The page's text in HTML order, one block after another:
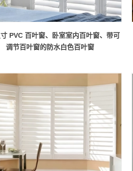
PVC 百叶窗、卧室室内百叶窗、带可
调节百叶窗的防水白色百叶窗